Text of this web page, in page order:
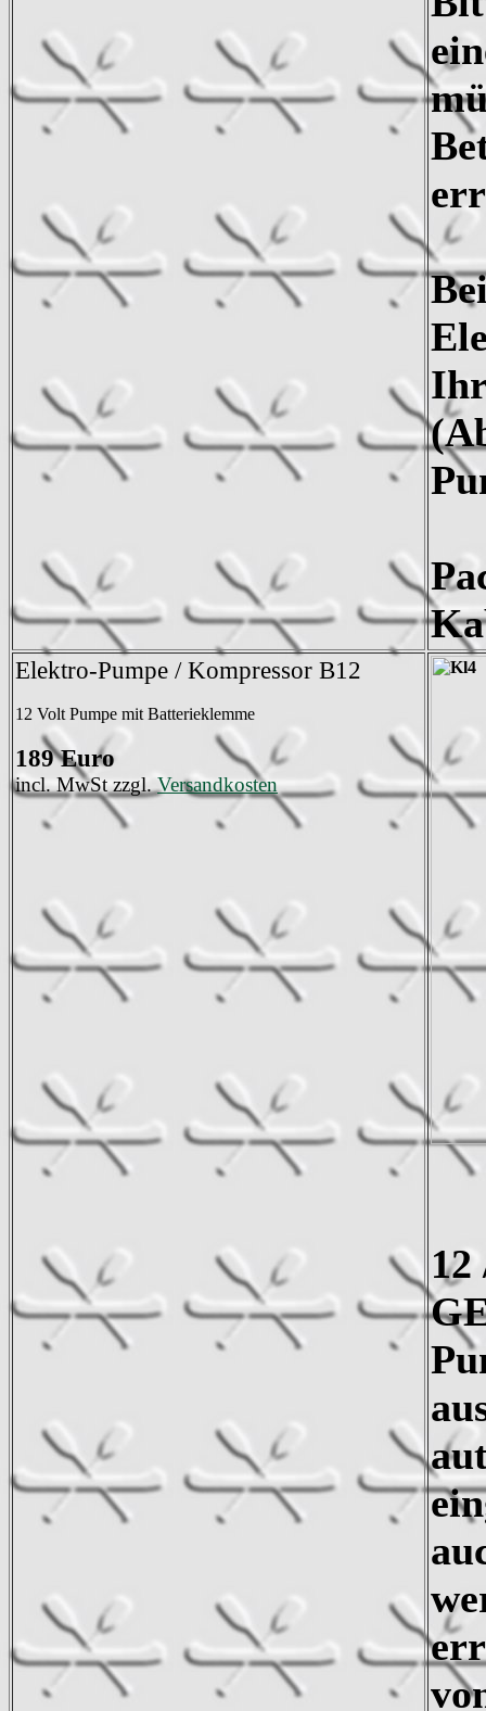
Elektro-Pumpe / Kompressor B12
12 Volt Pumpe mit Batterieklemme
189 Euro
incl. MwSt zzgl.Versandkosten